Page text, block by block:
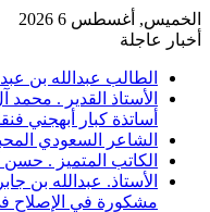
الخميس, أغسطس 6 2026
أخبار عاجلة
الطالب عبدالله بن
الأستاذ القدير .
أساتذة كبار أبهجني
الشاعر السعودي
الكاتب المتميز .
الأستاذ. عبدالله بن
مشكورة في الإصلاح